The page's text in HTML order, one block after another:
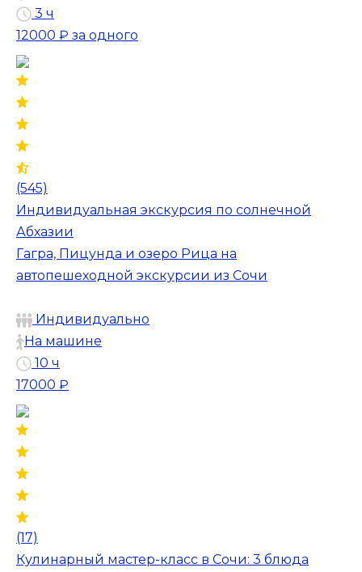
3 ч
12000 ₽ за одного
(545)
Индивидуальная экскурсия по солнечной
Абхазии
Гагра, Пицунда и озеро Рица на
автопешеходной экскурсии из Сочи
Индивидуально
На машине
10 ч
17000 ₽
(17)
Кулинарный мастер-класс в Сочи: 3 блюда